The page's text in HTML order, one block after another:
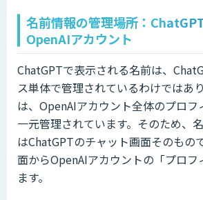
名前情報の管理場所：
OpenAIアカウント
ChatGPTで表示される名前は、
ス単体で管理されているわけではあ
は、OpenAIアカウント全体のプロフ
一元管理されています。そのため、
はChatGPTのチャット画面そのもの
面からOpenAIアカウントの「プロフ
ます。